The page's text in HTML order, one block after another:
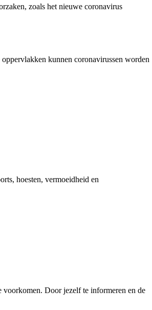
zoals het nieuwe coronavirus
kunnen coronavirussen worden
hoesten, vermoeidheid en
voorkomen. Door jezelf te informeren en de